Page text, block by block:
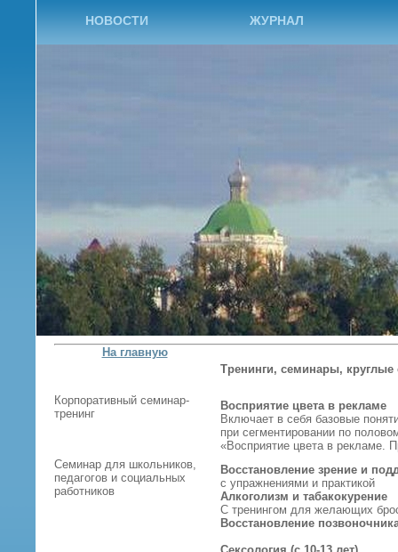
НОВОСТИ ЖУРНАЛ
На главную
Тренинги, семинары, круглые
Корпоративный семинар-
тренинг
Восприятие цвета в рекламе
Включает в себя базовые
при сегментировании по
«Восприятие цвета в рекламе.
Семинар для школьников,
педагогов и социальных
работников
Восстановление зрение и
с упражнениями и практикой
Алкоголизм и табакокурение
С тренингом для желающих
Восстановление